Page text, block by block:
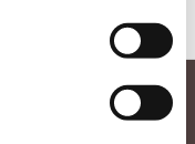
(3,7 cm e 2 mm)
perfetti per
di condimento,